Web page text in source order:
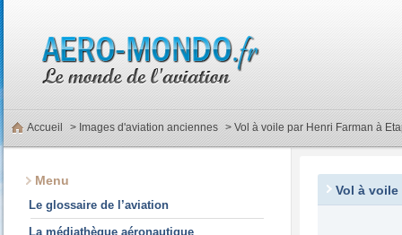
Accueil > Images d'aviation anciennes > Vol à voile par Henri Farman à
Menu
Le glossaire de l’aviation
La médiathèque aéronautique
Vol à voile